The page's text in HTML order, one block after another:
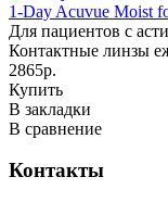
1-Day Acuvue Moist
Для пациентов с
Контактные линзы
2865р.
Купить
В закладки
В сравнение
Контакты